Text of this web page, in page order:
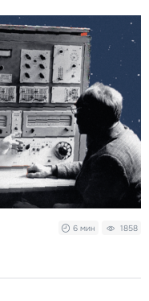
6 мин 1858